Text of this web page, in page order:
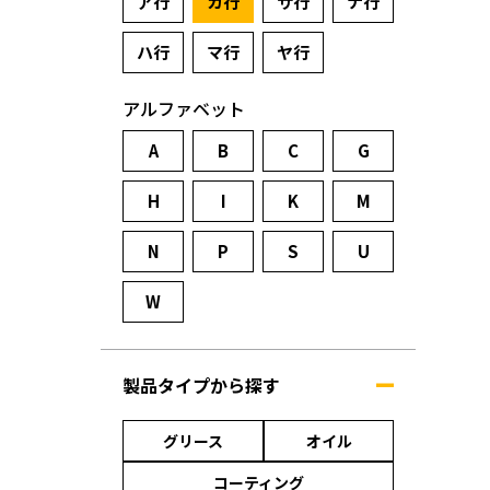
ハ行 マ行 ヤ行
アルファベット
A B C G
H I K M
N P S U
W
製品タイプから探す
グリース
オイル
コーティング